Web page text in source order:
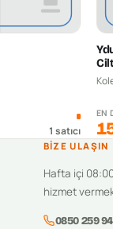
1 satıcı
EN
BIZE ULAŞIN
Hafta içi
hizmet
0850 259